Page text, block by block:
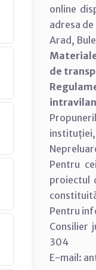
online
adresa
Arad,
de
instituției,
Pentru
proiectul
Pentru
Consilier
304
E-mail: